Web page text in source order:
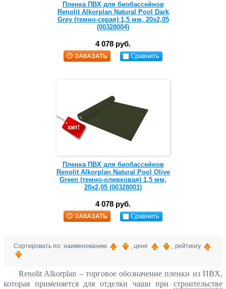
Пленка ПВХ для биобассейнов
Renolit Alkorplan Natural Pool Dark
Grey (темно-серая) 1,5 мм, 20х2,05
(00328004)
4 078 руб.
ЗАКАЗАТЬ Сравнить
Пленка ПВХ для биобассейнов
Renolit Alkorplan Natural Pool Olive
Green (темно-оливковая) 1,5 мм,
20х2,05 (00328001)
4 078 руб.
ЗАКАЗАТЬ Сравнить
Сортировать по: наименованию , цене , рейтингу
Renolit Alkorplan – торговое обозначение пленки из ПВХ,
которая применяется для отделки чаши при строительстве